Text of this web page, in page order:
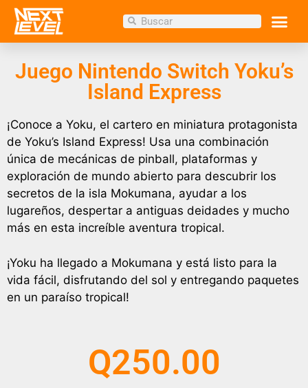
Inicio/Tienda
Yoku’s Island Express
Juego Nintendo Switch Yoku’s
Island Express
¡Conoce a Yoku, el cartero en miniatura protagonista
de Yoku’s Island Express! Usa una combinación
única de mecánicas de pinball, plataformas y
exploración de mundo abierto para descubrir los
secretos de la isla Mokumana, ayudar a los
lugareños, despertar a antiguas deidades y mucho
más en esta increíble aventura tropical.
¡Yoku ha llegado a Mokumana y está listo para la
vida fácil, disfrutando del sol y entregando paquetes
en un paraíso tropical!
Q250.00